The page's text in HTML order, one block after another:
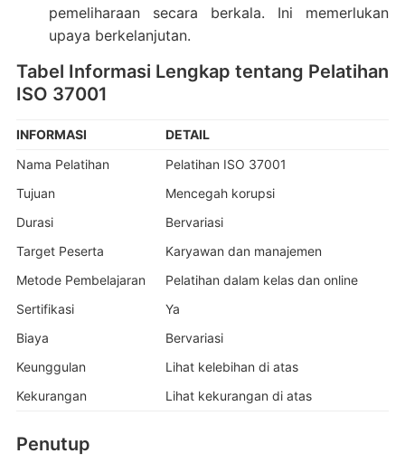
pemeliharaan secara berkala. Ini memerlukan
upaya berkelanjutan.
Tabel Informasi Lengkap tentang Pelatihan
ISO 37001
INFORMASI
DETAIL
Nama Pelatihan
Pelatihan ISO 37001
Tujuan
Mencegah korupsi
Durasi
Bervariasi
Target Peserta
Karyawan dan manajemen
Metode Pembelajaran
Pelatihan dalam kelas dan online
Sertifikasi
Ya
Biaya
Bervariasi
Keunggulan
Lihat kelebihan di atas
Kekurangan
Lihat kekurangan di atas
Penutup